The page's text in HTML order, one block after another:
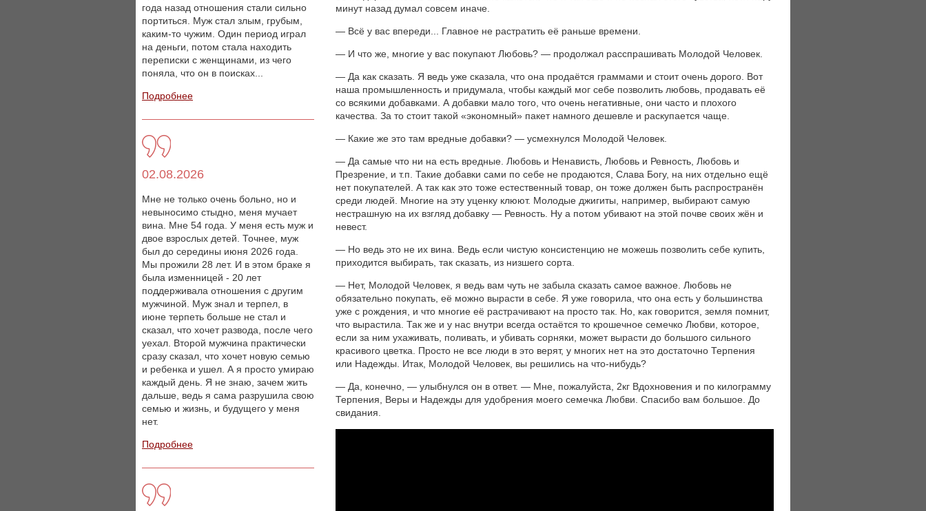
минут назад думал совсем иначе.
— Всё у вас впереди... Главное не растратить её раньше времени.
— И что же, многие у вас покупают Любовь? — продолжал расспрашивать Молодой Человек.
— Да как сказать. Я ведь уже сказала, что она продаётся граммами и стоит очень дорого. Вот
наша промышленность и придумала, чтобы каждый мог себе позволить любовь, продавать её
со всякими добавками. А добавки мало того, что очень негативные, они часто и плохого
качества. За то стoит такой «экономный» пакет намного дешевле и раскупается чаще.
— Какие же это там вредные добавки? — усмехнулся Молодой Человек.
— Да самые что ни на есть вредные. Любовь и Ненависть, Любовь и Ревность, Любовь и
Презрение, и т.п. Такие добавки сами по себе не продаются, Слава Богу, на них отдельно ещё
нет покупателей. А так как это тоже естественный товар, он тоже должен быть распространён
среди людей. Многие на эту уценку клюют. Молодые джигиты, например, выбирают самую
нестрашную на их взгляд добавку — Ревность. Ну а потом убивают на этой почве своих жён и
невест.
— Но ведь это не их вина. Ведь если чистую консистенцию не можешь позволить себе купить,
приходится выбирать, так сказать, из низшего сорта.
— Нет, Молодой Человек, я ведь вам чуть не забыла сказать самое важное. Любовь не
обязательно покупать, её можно вырасти в себе. Я уже говорила, что она есть у большинства
уже с рождения, и что многие её растрачивают на просто так. Но, как говорится, земля помнит,
что вырастила. Так же и у нас внутри всегда остаётся то крошечное семечко Любви, которое,
если за ним ухаживать, поливать, и убивать сорняки, может вырасти до большого сильного
красивого цветка. Просто не все люди в это верят, у многих нет на это достаточно Терпения
или Надежды. Итак, Молодой Человек, вы решились на что-нибудь?
— Да, конечно, — улыбнулся он в ответ. — Мне, пожалуйста, 2кг Вдохновения и по килограмму
Терпения, Веры и Надежды для удобрения моего семечка Любви. Спасибо вам большое. До
свидания.
года назад отношения стали сильно
портиться. Муж стал злым, грубым,
каким-то чужим. Один период играл
на деньги, потом стала находить
переписки с женщинами, из чего
поняла, что он в поисках...
Подробнее
02.08.2026
Мне не только очень больно, но и
невыносимо стыдно, меня мучает
вина. Мне 54 года. У меня есть муж и
двое взрослых детей. Точнее, муж
был до середины июня 2026 года.
Мы прожили 28 лет. И в этом браке я
была изменницей - 20 лет
поддерживала отношения с другим
мужчиной. Муж знал и терпел, в
июне терпеть больше не стал и
сказал, что хочет развода, после чего
уехал. Второй мужчина практически
сразу сказал, что хочет новую семью
и ребенка и ушел. А я просто умираю
каждый день. Я не знаю, зачем жить
дальше, ведь я сама разрушила свою
семью и жизнь, и будущего у меня
нет.
Подробнее